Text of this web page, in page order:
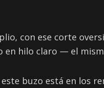
con ese corte
en hilo claro — el
buzo está en los